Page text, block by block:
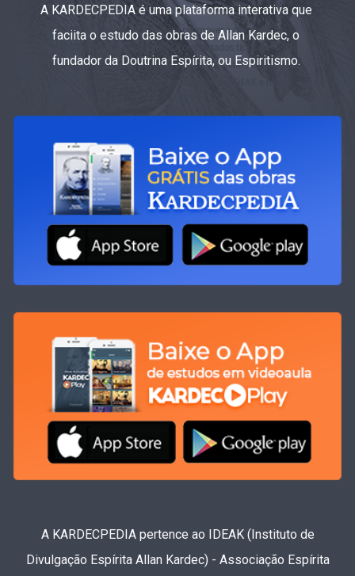
A KARDECPEDIA é uma plataforma interativa que
faciita o estudo das obras de Allan Kardec, o
fundador da Doutrina Espírita, ou Espiritismo.
A KARDECPEDIA pertence ao IDEAK (Instituto de
Divulgação Espírita Allan Kardec) - Associação Espírita